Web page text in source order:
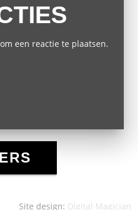
om een reactie te plaatsen.
Site design: Digital Magician